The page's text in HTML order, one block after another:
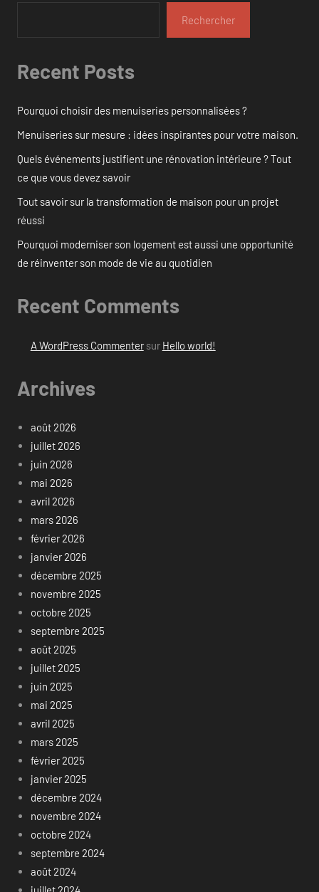
Rechercher
Recent Posts
Pourquoi choisir des menuiseries personnalisées ?
Menuiseries sur mesure : idées inspirantes pour votre maison.
Quels événements justifient une rénovation intérieure ? Tout
ce que vous devez savoir
Tout savoir sur la transformation de maison pour un projet
réussi
Pourquoi moderniser son logement est aussi une opportunité
de réinventer son mode de vie au quotidien
Recent Comments
A WordPress Commentersur Hello world!
Archives
août 2026
juillet 2026
juin 2026
mai 2026
avril 2026
mars 2026
février 2026
janvier 2026
décembre 2025
novembre 2025
octobre 2025
septembre 2025
août 2025
juillet 2025
juin 2025
mai 2025
avril 2025
mars 2025
février 2025
janvier 2025
décembre 2024
novembre 2024
octobre 2024
septembre 2024
août 2024